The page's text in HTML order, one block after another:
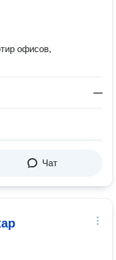
офисов,
—
Чат